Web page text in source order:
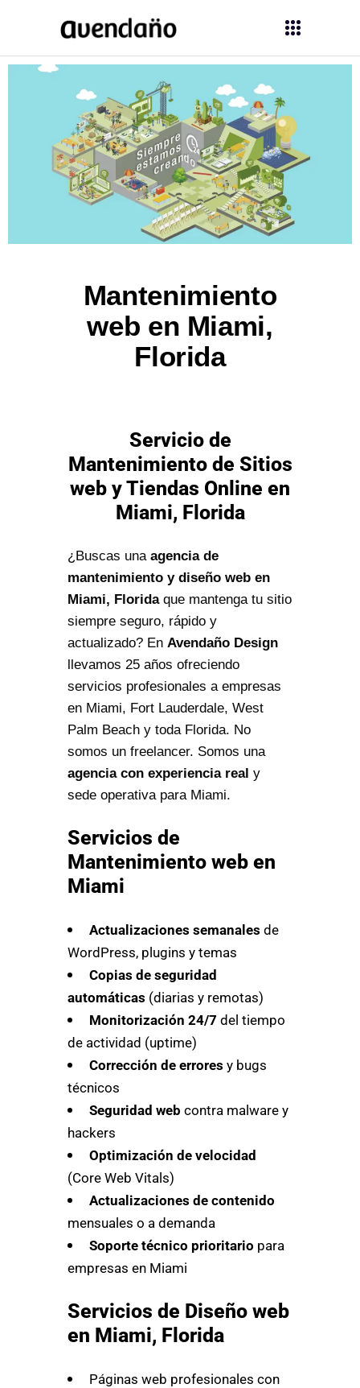
Mantenimiento
web en Miami,
Florida
Servicio de
Mantenimiento de Sitios
web y Tiendas Online en
Miami, Florida
¿Buscas una agencia de
mantenimiento y diseño web en
Miami, Floridaque mantenga tu sitio
siempre seguro, rápido y
actualizado? En Avendaño Design
llevamos 25 años ofreciendo
servicios profesionales a empresas
en Miami, Fort Lauderdale, West
Palm Beach y toda Florida. No
somos un freelancer. Somos una
agencia con experiencia real y
sede operativa para Miami.
Servicios de
Mantenimiento web en
Miami
Actualizaciones semanales de
WordPress, plugins y temas
Copias de seguridad
automáticas (diarias y remotas)
Monitorización 24/7 del tiempo
de actividad (uptime)
Corrección de errores y bugs
técnicos
Seguridad web contra malware y
hackers
Optimización de velocidad
(Core Web Vitals)
Actualizaciones de contenido
mensuales o a demanda
Soporte técnico prioritario para
empresas en Miami
Servicios de Diseño web
en Miami, Florida
Páginas web profesionales con